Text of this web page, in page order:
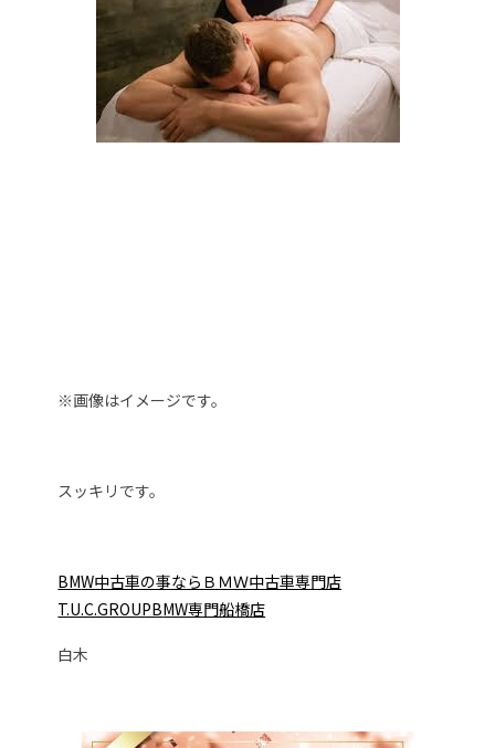
※画像はイメージです。
スッキリです。
BMW中古車の事ならＢＭＷ中古車専門店
T.U.C.GROUPBMW専門船橋店
白木